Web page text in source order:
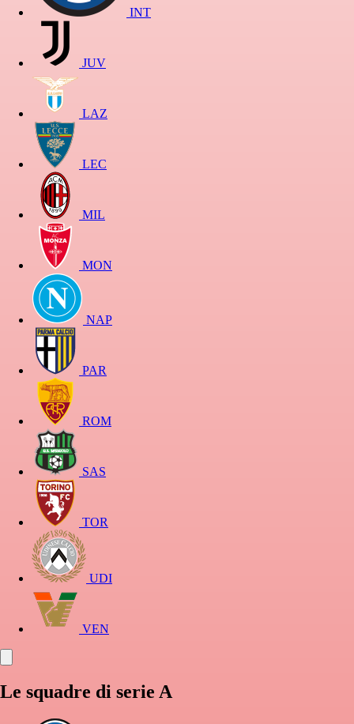
INT
JUV
LAZ
LEC
MIL
MON
NAP
PAR
ROM
SAS
TOR
UDI
VEN
Le squadre di serie A